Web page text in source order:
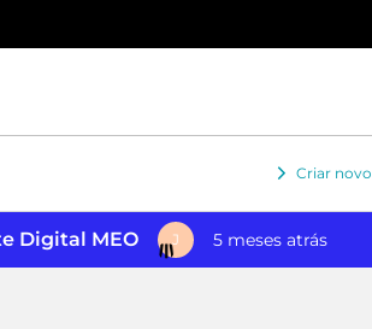
Criar
Digital MEO J 5 meses atrás